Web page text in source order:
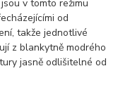
v tomto režimu
od
takže jednotlivé
z blankytně modrého
jasně odlišitelné od